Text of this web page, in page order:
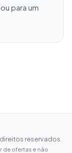
para um
reservados.
de ofertas e não